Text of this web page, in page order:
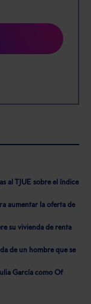
al TJUE sobre el índice
aumentar la oferta de
su vivienda de renta
de un hombre que se
García como Of